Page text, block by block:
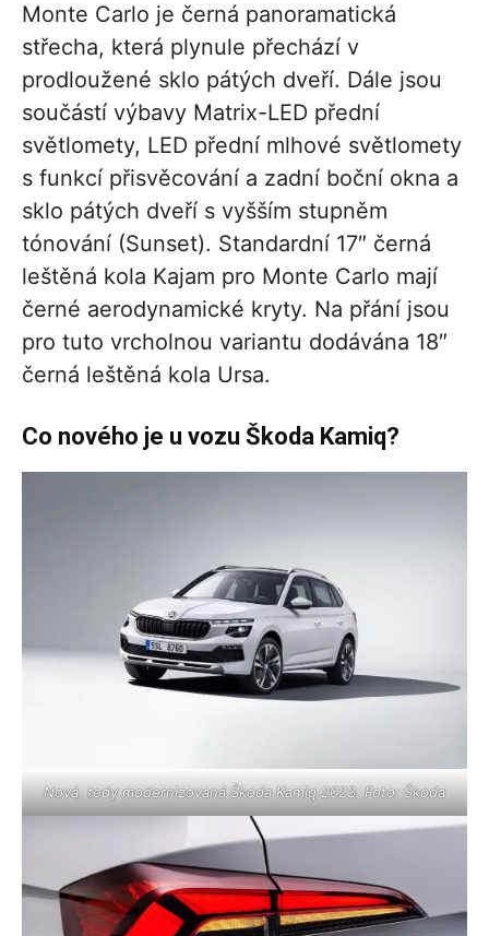
Monte Carlo je černá panoramatická
střecha, která plynule přechází v
prodloužené sklo pátých dveří. Dále jsou
součástí výbavy Matrix-LED přední
světlomety, LED přední mlhové světlomety
s funkcí přisvěcování a zadní boční okna a
sklo pátých dveří s vyšším stupněm
tónování (Sunset). Standardní 17″ černá
leštěná kola Kajam pro Monte Carlo mají
černé aerodynamické kryty. Na přání jsou
pro tuto vrcholnou variantu dodávána 18″
černá leštěná kola Ursa.
Co nového je u vozu Škoda Kamiq?
Nová, tedy modernizovaná Škoda Kamiq 2023. Foto: Škoda